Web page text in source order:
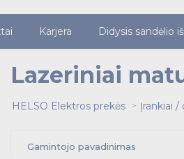
Karjera Didysis sandėlio
Lazeriniai
HELSO Elektros prekės Įrankiai /
Gamintojo pavadinimas